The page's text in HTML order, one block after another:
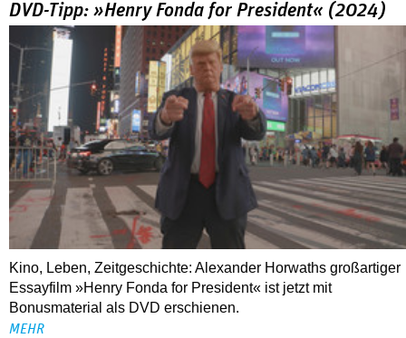
DVD-Tipp: »Henry Fonda for President« (2024)
Kino, Leben, Zeitgeschichte: Alexander Horwaths großartiger
Essayfilm »Henry Fonda for President« ist jetzt mit
Bonusmaterial als DVD erschienen.
MEHR